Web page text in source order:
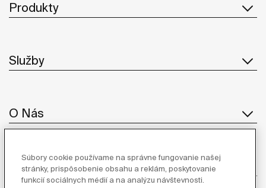
Produkty
Služby
O Nás
Inšpirácia
Súbory cookie používame na správne fungovanie našej
stránky, prispôsobenie obsahu a reklám, poskytovanie
funkcií sociálnych médií a na analýzu návštevnosti.